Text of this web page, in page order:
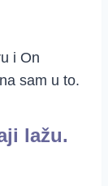
i On
sam u to.
lažu.